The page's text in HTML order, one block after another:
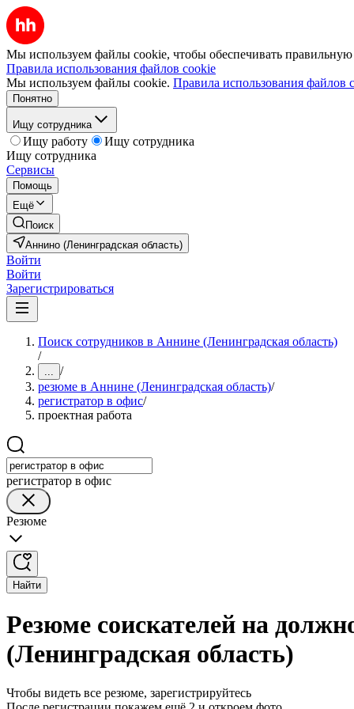
Мы используем файлы cookie, чтобы обеспечивать правильную
Правила использования файлов cookie
Мы используем файлы cookie. Правила использования файлов
Понятно
Ищу сотрудника
Ищу работу
Ищу сотрудника
Ищу сотрудника
Сервисы
Помощь
Ещё
Поиск
Аннино (Ленинградская область)
Войти
Войти
Зарегистрироваться
Поиск сотрудников в Аннине (Ленинградская область)
/
... /
резюме в Аннине (Ленинградская область)/
регистратор в офис/
проектная работа
регистратор в офис
Резюме
Найти
Резюме соискателей на
(Ленинградская область)
Чтобы видеть все резюме, зарегистрируйтесь